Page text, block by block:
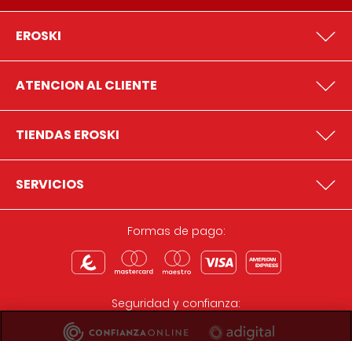
EROSKI
ATENCION AL CLIENTE
TIENDAS EROSKI
SERVICIOS
Formas de pago:
Seguridad y confianza: